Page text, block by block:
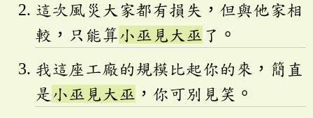
這次風災大家都有損失，但與他家相
較，只能算小巫見大巫 了。
我這座工廠的規模比起你的來，簡直
是 小巫見大巫 ，你可別見笑。